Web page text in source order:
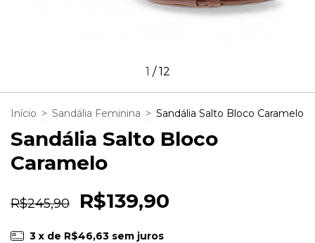
1 /12
Início > Sandália Feminina > Sandália Salto Bloco Caramelo
Sandália Salto Bloco
Caramelo
R$245,90 R$139,90
3 x de R$46,63 sem juros